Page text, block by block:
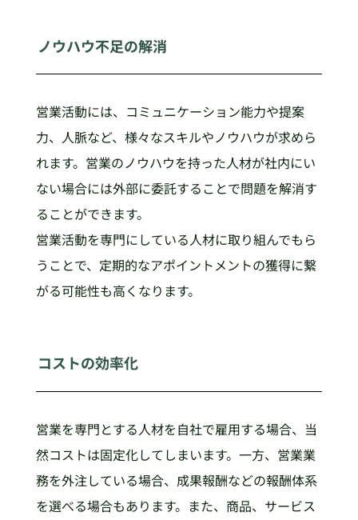
ノウハウ不足の解消
営業活動には、コミュニケーション能力や提案
力、人脈など、様々なスキルやノウハウが求めら
れます。営業のノウハウを持った人材が社内にい
ない場合には外部に委託することで問題を解消す
ることができます。
営業活動を専門にしている人材に取り組んでもら
うことで、定期的なアポイントメントの獲得に繋
がる可能性も高くなります。
コストの効率化
営業を専門とする人材を自社で雇用する場合、当
然コストは固定化してしまいます。一方、営業業
務を外注している場合、成果報酬などの報酬体系
を選べる場合もあります。また、商品、サービス